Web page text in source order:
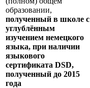
образовании,
полученный в школе с
углублённым
изучением немецкого
языка, при наличии
языкового
сертификата DSD,
полученный до 2015
года